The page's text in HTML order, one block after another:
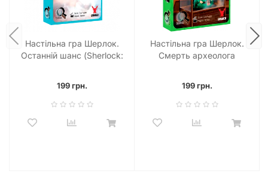
Настільна гра Шерлок.
Останній шанс (Sherlock:
199 грн.
Настільна гра Шерлок.
Смерть археолога
199 грн.